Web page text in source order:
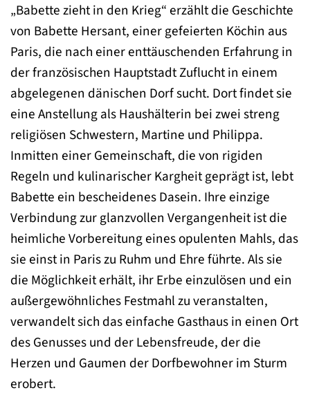
„Babette zieht in den Krieg“ erzählt die Geschichte
von Babette Hersant, einer gefeierten Köchin aus
Paris, die nach einer enttäuschenden Erfahrung in
der französischen Hauptstadt Zuflucht in einem
abgelegenen dänischen Dorf sucht. Dort findet sie
eine Anstellung als Haushälterin bei zwei streng
religiösen Schwestern, Martine und Philippa.
Inmitten einer Gemeinschaft, die von rigiden
Regeln und kulinarischer Kargheit geprägt ist, lebt
Babette ein bescheidenes Dasein. Ihre einzige
Verbindung zur glanzvollen Vergangenheit ist die
heimliche Vorbereitung eines opulenten Mahls, das
sie einst in Paris zu Ruhm und Ehre führte. Als sie
die Möglichkeit erhält, ihr Erbe einzulösen und ein
außergewöhnliches Festmahl zu veranstalten,
verwandelt sich das einfache Gasthaus in einen Ort
des Genusses und der Lebensfreude, der die
Herzen und Gaumen der Dorfbewohner im Sturm
erobert.